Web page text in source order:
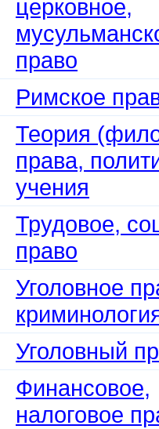
церковное,
право
Римское
Теория
права,
учения
Трудовое,
право
Уголовное
Уголовный
Финансовое,
налоговое